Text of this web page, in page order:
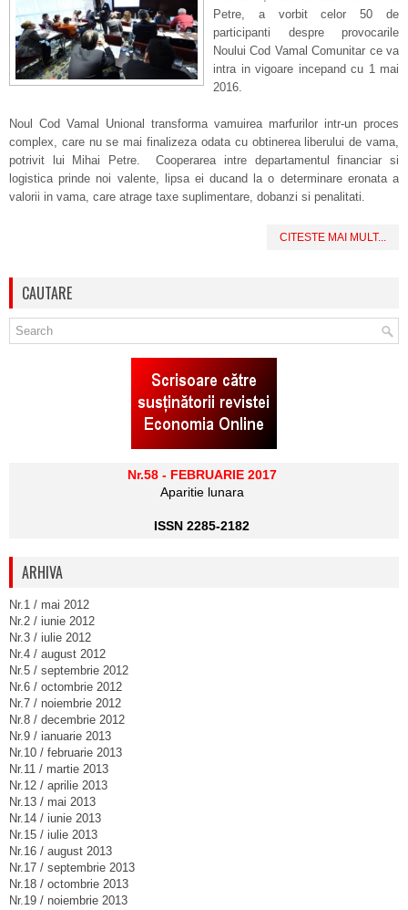
Petre, a vorbit celor 50 de
participanti despre provocarile
Noului Cod Vamal Comunitar ce va
intra in vigoare incepand cu 1 mai
2016.
Noul Cod Vamal Unional transforma vamuirea marfurilor intr-un proces
complex, care nu se mai finalizeza odata cu obtinerea liberului de vama,
potrivit lui Mihai Petre. Cooperarea intre departamentul financiar si
logistica prinde noi valente, lipsa ei ducand la o determinare eronata a
valorii in vama, care atrage taxe suplimentare, dobanzi si penalitati.
CITESTE MAI MULT...
CAUTARE
Nr.58 - FEBRUARIE 2017
Aparitie lunara
ISSN 2285-2182
ARHIVA
Nr.1 / mai 2012
Nr.2 / iunie 2012
Nr.3 / iulie 2012
Nr.4 / august 2012
Nr.5 / septembrie 2012
Nr.6 / octombrie 2012
Nr.7 / noiembrie 2012
Nr.8 / decembrie 2012
Nr.9 / ianuarie 2013
Nr.10 / februarie 2013
Nr.11 / martie 2013
Nr.12 / aprilie 2013
Nr.13 / mai 2013
Nr.14 / iunie 2013
Nr.15 / iulie 2013
Nr.16 / august 2013
Nr.17 / septembrie 2013
Nr.18 / octombrie 2013
Nr.19 / noiembrie 2013